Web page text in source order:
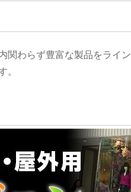
わらず豊富な製品をライン
。